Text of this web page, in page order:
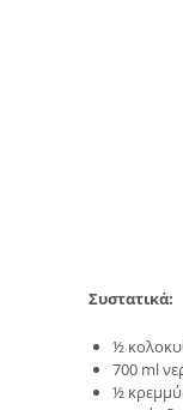
Συστατικά:
½
700 ml
½